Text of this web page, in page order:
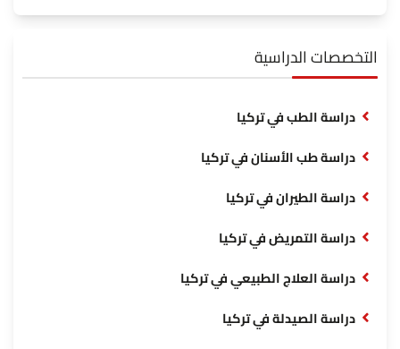
التخصصات الدراسية
دراسة الطب في تركيا
دراسة طب الأسنان في تركيا
دراسة الطيران في تركيا
دراسة التمريض في تركيا
دراسة العلاج الطبيعي في تركيا
دراسة الصيدلة في تركيا